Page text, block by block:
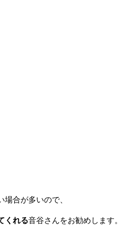
合が多いので、
くれる音谷さんをお勧めします。